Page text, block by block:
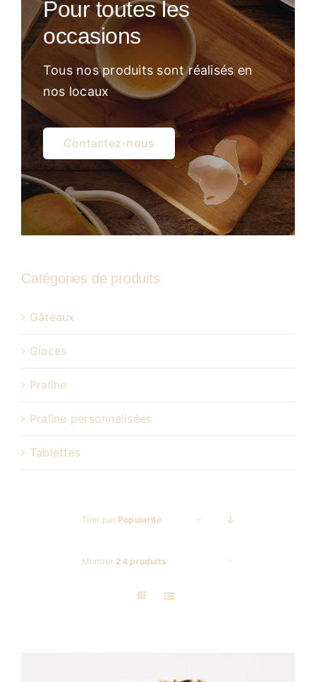
Atelier
Pour toutes les
occasions
Tous nos produits sont réalisés en
nos locaux
Contactez-nous
Catégories de produits
Gâteaux
Glaces
Praline
Praline personnalisées
Tablettes
Trier par Popularité
Montrer 24 produits